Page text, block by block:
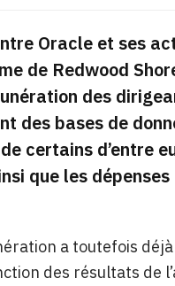
Oracle et ses
de Redwood
des
des bases de
certains d’entre
que les
a toutefois
des résultats de